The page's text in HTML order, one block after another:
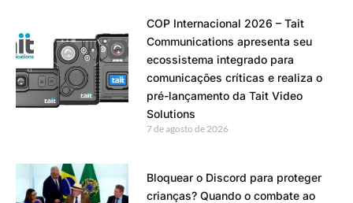
COP Internacional 2026 – Tait
Communications apresenta seu
ecossistema integrado para
comunicações críticas e realiza o
pré-lançamento da Tait Video
Solutions
7 de agosto de 2026
Bloquear o Discord para proteger
crianças? Quando o combate ao